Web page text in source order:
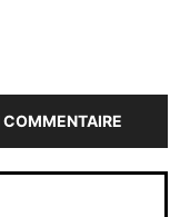
COMMENTAIRE